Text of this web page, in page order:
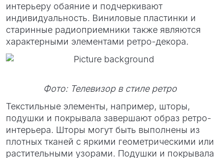
интерьеру обаяние и подчеркивают
индивидуальность. Виниловые пластинки и
старинные радиоприемники также являются
характерными элементами ретро-декора.
Фото: Телевизор в стиле ретро
Текстильные элементы, например, шторы,
подушки и покрывала завершают образ ретро-
интерьера. Шторы могут быть выполнены из
плотных тканей с яркими геометрическими или
растительными узорами. Подушки и покрывала